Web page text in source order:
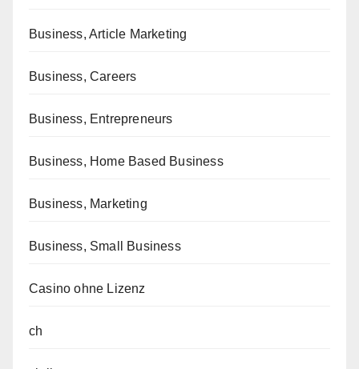
Business, Article Marketing
Business, Careers
Business, Entrepreneurs
Business, Home Based Business
Business, Marketing
Business, Small Business
Casino ohne Lizenz
ch